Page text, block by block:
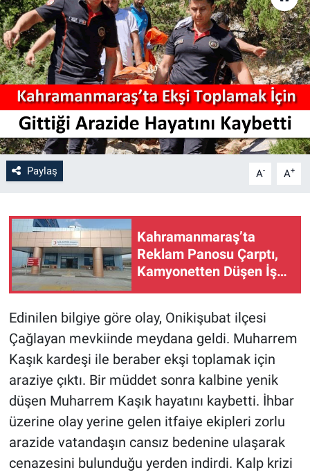
Paylaş A- A+
Kahramanmaraş’ta
Reklam Panosu Çarptı,
Kamyonetten Düşen İşçi
Edinilen bilgiye göre olay, Onikişubat ilçesi
Çağlayan mevkiinde meydana geldi. Muharrem
Kaşık kardeşi ile beraber ekşi toplamak için
araziye çıktı. Bir müddet sonra kalbine yenik
düşen Muharrem Kaşık hayatını kaybetti. İhbar
üzerine olay yerine gelen itfaiye ekipleri zorlu
arazide vatandaşın cansız bedenine ulaşarak
cenazesini bulunduğu yerden indirdi. Kalp krizi
YAŞAM
EĞİTİM
ASAYİŞ
MAGAZİN
KÜLTÜR-SANAT